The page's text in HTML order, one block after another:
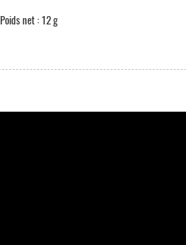
Poids net : 12 g